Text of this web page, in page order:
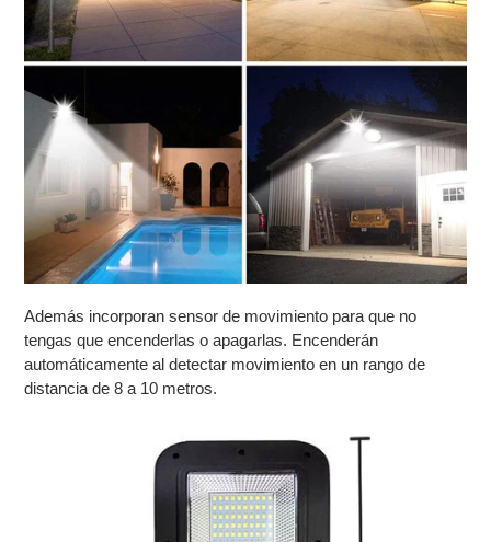
Además incorporan sensor de movimiento para que no
tengas que encenderlas o apagarlas. Encenderán
automáticamente al detectar movimiento en un rango de
distancia de 8 a 10 metros.